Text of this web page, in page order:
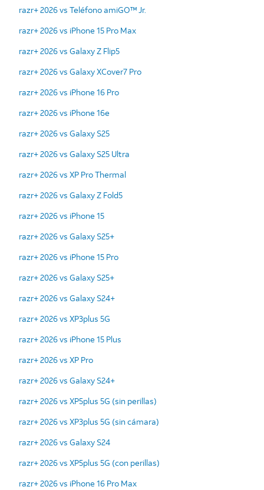
razr+ 2026 vs Teléfono amiGO™ Jr.
razr+ 2026 vs iPhone 15 Pro Max
razr+ 2026 vs Galaxy Z Flip5
razr+ 2026 vs Galaxy XCover7 Pro
razr+ 2026 vs iPhone 16 Pro
razr+ 2026 vs iPhone 16e
razr+ 2026 vs Galaxy S25
razr+ 2026 vs Galaxy S25 Ultra
razr+ 2026 vs XP Pro Thermal
razr+ 2026 vs Galaxy Z Fold5
razr+ 2026 vs iPhone 15
razr+ 2026 vs Galaxy S25+
razr+ 2026 vs iPhone 15 Pro
razr+ 2026 vs Galaxy S25+
razr+ 2026 vs Galaxy S24+
razr+ 2026 vs XP3plus 5G
razr+ 2026 vs iPhone 15 Plus
razr+ 2026 vs XP Pro
razr+ 2026 vs Galaxy S24+
razr+ 2026 vs XP5plus 5G (sin perillas)
razr+ 2026 vs XP3plus 5G (sin cámara)
razr+ 2026 vs Galaxy S24
razr+ 2026 vs XP5plus 5G (con perillas)
razr+ 2026 vs iPhone 16 Pro Max